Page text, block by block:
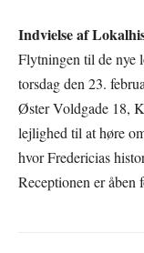
Indvielse af
Flytningen til de nye
torsdag den 23.
Øster Voldgade 18,
lejlighed til at høre
hvor Fredericias
Receptionen er åben